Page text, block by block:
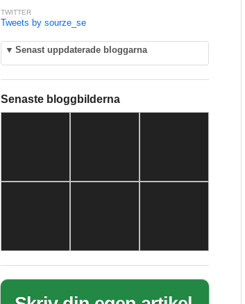
TWITTER
Tweets by sourze_se
▼ Senast uppdaterade bloggarna
Senaste bloggbilderna